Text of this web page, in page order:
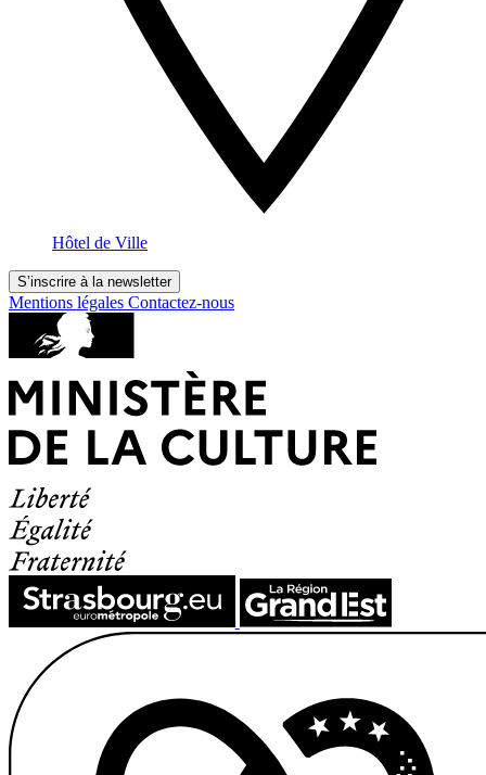
Hôtel de Ville
S’inscrire à la newsletter
Mentions légales Contactez-nous